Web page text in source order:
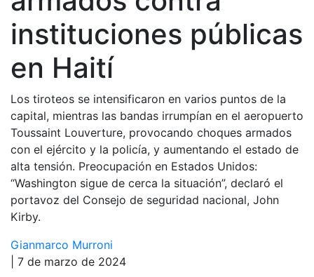
instituciones públicas
en Haití
Los tiroteos se intensificaron en varios puntos de la
capital, mientras las bandas irrumpían en el aeropuerto
Toussaint Louverture, provocando choques armados
con el ejército y la policía, y aumentando el estado de
alta tensión. Preocupación en Estados Unidos:
“Washington sigue de cerca la situación”, declaró el
portavoz del Consejo de seguridad nacional, John
Kirby.
Gianmarco Murroni
| 7 de marzo de 2024